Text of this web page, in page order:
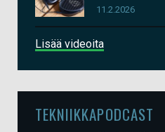
11.2.2026
Lisää videoita
TEKNIIKKAPODCAST